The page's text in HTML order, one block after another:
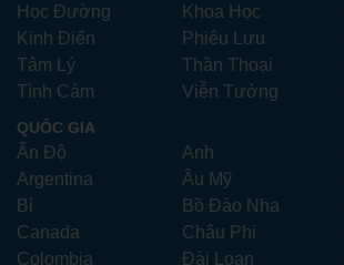
Học Đường
Khoa Học
Kinh Điển
Phiêu Lưu
Tâm Lý
Thần Thoại
Tình Cảm
Viễn Tưởng
QUỐC GIA
Ấn Độ Anh
Argentina
Âu Mỹ
Bỉ
Bồ Đào Nha
Canada
Châu Phi
Colombia
Đài Loan